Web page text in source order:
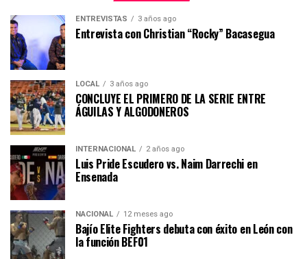
ENTREVISTAS 3 años ago
Entrevista con Christian “Rocky” Bacasegua
LOCAL 3 años ago
CONCLUYE EL PRIMERO DE LA SERIE ENTRE
ÁGUILAS Y ALGODONEROS
INTERNACIONAL 2 años ago
Luis Pride Escudero vs. Naim Darrechi en
Ensenada
NACIONAL 12 meses ago
Bajío Elite Fighters debuta con éxito en León con
la función BEF01